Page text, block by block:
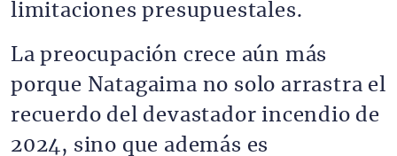
limitaciones presupuestales.
La preocupación crece aún más
porque Natagaima no solo arrastra el
recuerdo del devastador incendio de
2024, sino que además es